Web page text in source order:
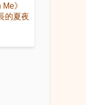
》
的夏夜